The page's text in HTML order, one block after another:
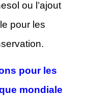
ou l’ajout
pour les
pour les
mondiale